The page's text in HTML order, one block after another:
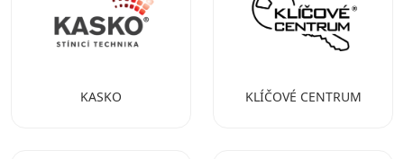
KASKO KLÍČOVÉ CENTRUM